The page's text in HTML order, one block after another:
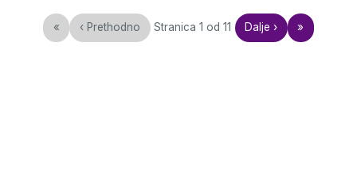
« ‹ Prethodno Stranica 1 od 11 Dalje › »